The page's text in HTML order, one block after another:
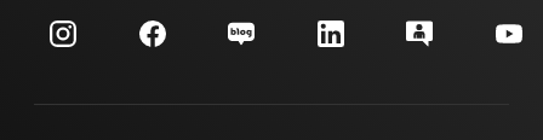
투자 관계
고객 지원 센터
주문 FAQ